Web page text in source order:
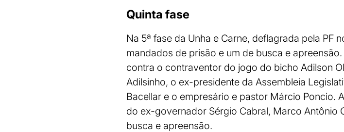
Quinta fase
Na 5ª fase da Unha e Carne, deflagrada pela PF
mandados de prisão e um de busca e
contra o contraventor do jogo do bicho Adilson
Adilsinho, o ex-presidente da Assembleia
Bacellar e o empresário e pastor Márcio Poncio.
do ex-governador Sérgio Cabral, Marco Antônio
busca e apreensão.